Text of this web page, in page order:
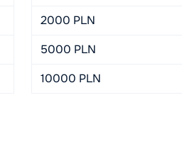
2000 PLN
5000 PLN
10000 PLN